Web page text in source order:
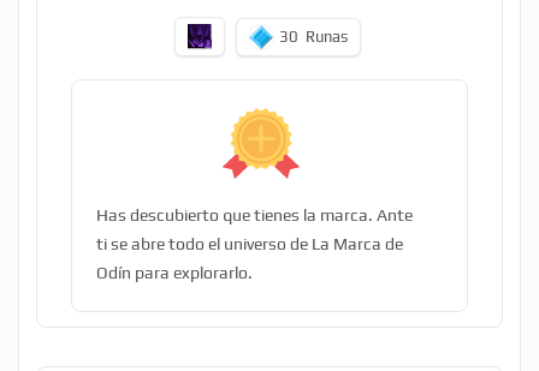
30 Runas
Has descubierto que tienes la marca. Ante
ti se abre todo el universo de La Marca de
Odín para explorarlo.